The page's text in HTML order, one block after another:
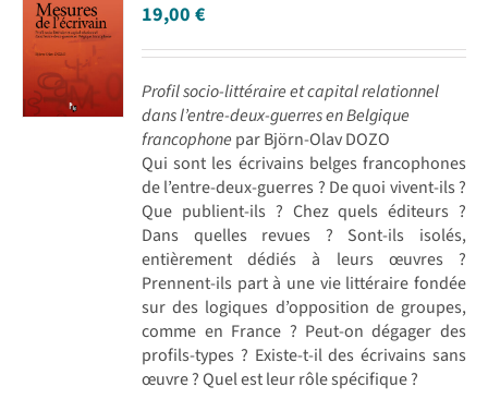
19,00€
Profil socio-littéraire et capital relationnel
dans l’entre-deux-guerres en Belgique
francophone par Björn-Olav DOZO
Qui sont les écrivains belges francophones
de l’entre-deux-guerres ? De quoi vivent-ils ?
Que publient-ils ? Chez quels éditeurs ?
Dans quelles revues ? Sont-ils isolés,
entièrement dédiés à leurs œuvres ?
Prennent-ils part à une vie littéraire fondée
sur des logiques d’opposition de groupes,
comme en France ? Peut-on dégager des
profils-types ? Existe-t-il des écrivains sans
œuvre ? Quel est leur rôle spécifique ?